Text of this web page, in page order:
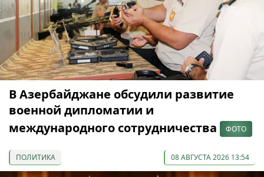
В Азербайджане обсудили развитие
военной дипломатии и
международного сотрудничества
ФОТО
ПОЛИТИКА 08 АВГУСТА 2026 13:54